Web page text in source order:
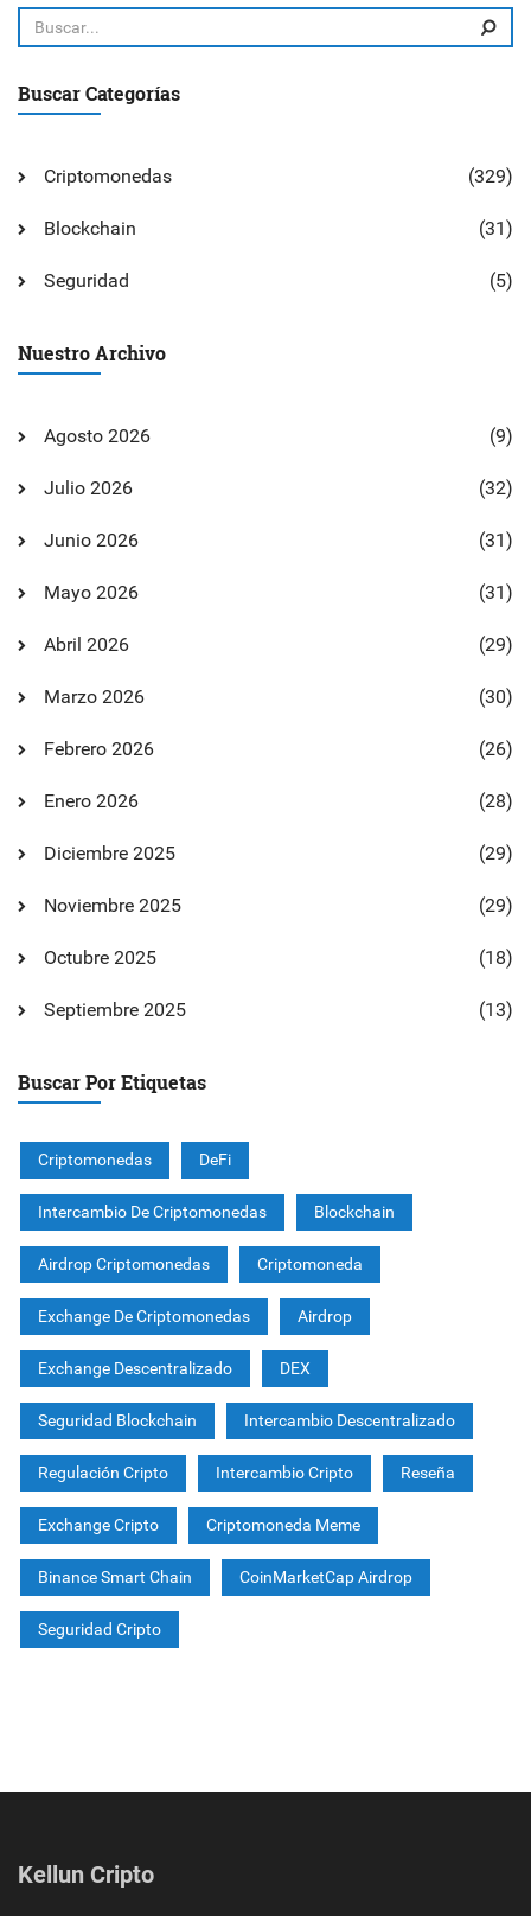
Buscar Categorías
Criptomonedas (329)
Blockchain (31)
Seguridad (5)
Nuestro Archivo
Agosto 2026 (9)
Julio 2026 (32)
Junio 2026 (31)
Mayo 2026 (31)
Abril 2026 (29)
Marzo 2026 (30)
Febrero 2026 (26)
Enero 2026 (28)
Diciembre 2025 (29)
Noviembre 2025 (29)
Octubre 2025 (18)
Septiembre 2025 (13)
Buscar Por Etiquetas
Criptomonedas DeFi
Intercambio De Criptomonedas Blockchain
Airdrop Criptomonedas Criptomoneda
Exchange De Criptomonedas Airdrop
Exchange Descentralizado DEX
Seguridad Blockchain Intercambio Descentralizado
Regulación Cripto Intercambio Cripto Reseña
Exchange Cripto Criptomoneda Meme
Binance Smart Chain CoinMarketCap Airdrop
Seguridad Cripto
Kellun Cripto